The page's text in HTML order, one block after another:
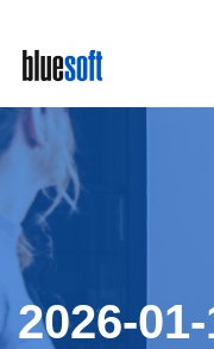
main
content
2026-